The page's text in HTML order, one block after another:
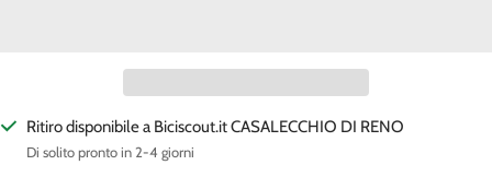
Ritiro disponibile a Biciscout.it CASALECCHIO DI RENO
Di solito pronto in 2-4 giorni